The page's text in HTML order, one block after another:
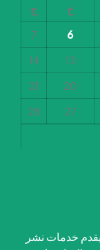
خ
ج
6
7
13
14
20
21
27
28
يقدم خدمات نشر